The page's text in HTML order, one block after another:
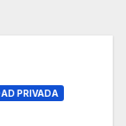
PRIVADA